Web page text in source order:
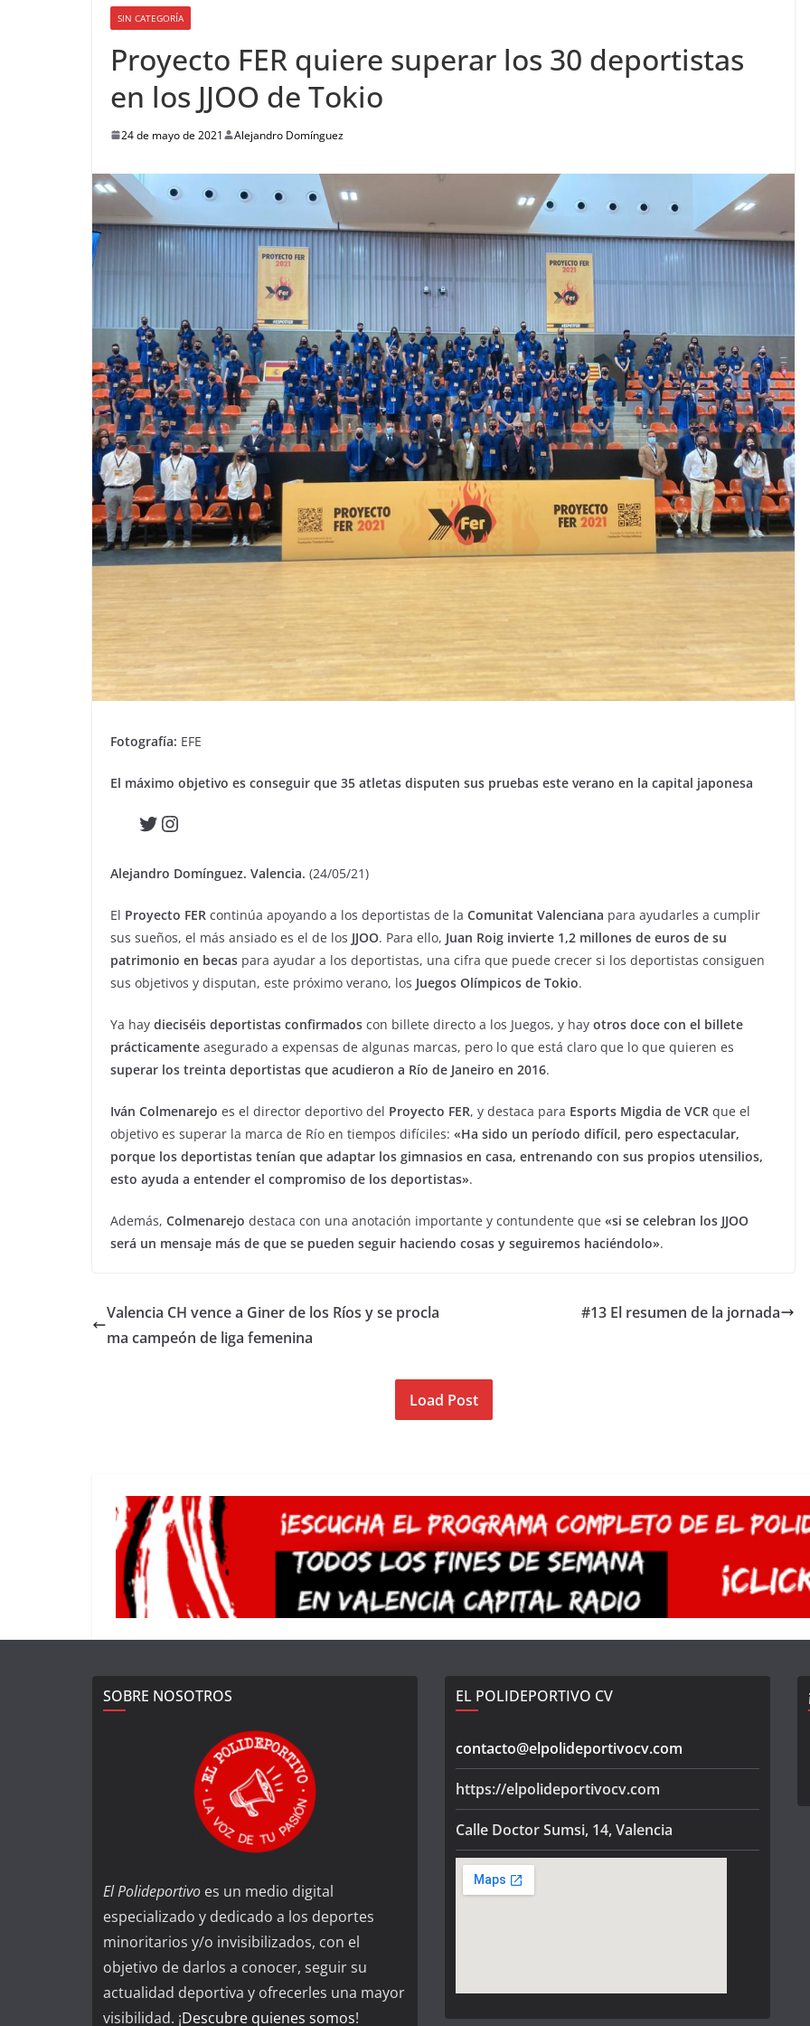
SIN CATEGORÍA
Proyecto FER quiere superar los 30 deportistas
en los JJOO de Tokio
24 de mayo de 2021 Alejandro Domínguez
Fotografía: EFE
El máximo objetivo es conseguir que 35 atletas disputen sus pruebas este verano en la capital japonesa
Twitter
Instagram
Alejandro Domínguez. Valencia. (24/05/21)
El Proyecto FER continúa apoyando a los deportistas de la Comunitat Valenciana para ayudarles a cumplir
sus sueños, el más ansiado es el de los JJOO. Para ello, Juan Roig invierte 1,2 millones de euros de su
patrimonio en becas para ayudar a los deportistas, una cifra que puede crecer si los deportistas consiguen
sus objetivos y disputan, este próximo verano, los Juegos Olímpicos de Tokio.
Ya hay dieciséis deportistas confirmados con billete directo a los Juegos, y hay otros doce con el billete
prácticamente asegurado a expensas de algunas marcas, pero lo que está claro que lo que quieren es
superar los treinta deportistas que acudieron a Río de Janeiro en 2016.
Iván Colmenarejo es el director deportivo del Proyecto FER, y destaca para Esports Migdia de VCR que el
objetivo es superar la marca de Río en tiempos difíciles: «Ha sido un período difícil, pero espectacular,
porque los deportistas tenían que adaptar los gimnasios en casa, entrenando con sus propios utensilios,
esto ayuda a entender el compromiso de los deportistas».
Además, Colmenarejo destaca con una anotación importante y contundente que «si se celebran los JJOO
será un mensaje más de que se pueden seguir haciendo cosas y seguiremos haciéndolo».
Valencia CH vence a Giner de los Ríos y se procla
ma campeón de liga femenina
#13 El resumen de la jornada
Load Post
SOBRE NOSOTROS
El Polideportivo es un medio digital
especializado y dedicado a los deportes
minoritarios y/o invisibilizados, con el
objetivo de darlos a conocer, seguir su
actualidad deportiva y ofrecerles una mayor
visibilidad. ¡Descubre quienes somos!
EL POLIDEPORTIVO CV
contacto@elpolideportivocv.com
https://elpolideportivocv.com
Calle Doctor Sumsi, 14, Valencia